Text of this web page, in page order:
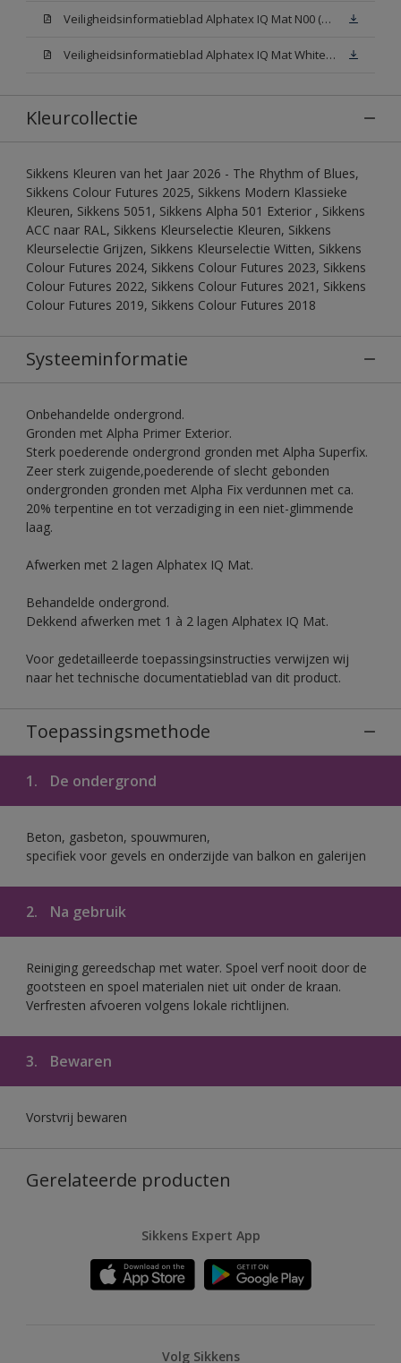
Veiligheidsinformatieblad Alphatex IQ Mat N00 (MSDS)
Veiligheidsinformatieblad Alphatex IQ Mat White W05 (MSDS)
Kleurcollectie
Sikkens Kleuren van het Jaar 2026 - The Rhythm of Blues,
Sikkens Colour Futures 2025, Sikkens Modern Klassieke
Kleuren, Sikkens 5051, Sikkens Alpha 501 Exterior , Sikkens
ACC naar RAL, Sikkens Kleurselectie Kleuren, Sikkens
Kleurselectie Grijzen, Sikkens Kleurselectie Witten, Sikkens
Colour Futures 2024, Sikkens Colour Futures 2023, Sikkens
Colour Futures 2022, Sikkens Colour Futures 2021, Sikkens
Colour Futures 2019, Sikkens Colour Futures 2018
Systeeminformatie
Onbehandelde ondergrond.
Gronden met Alpha Primer Exterior.
Sterk poederende ondergrond gronden met Alpha Superfix.
Zeer sterk zuigende,poederende of slecht gebonden
ondergronden gronden met Alpha Fix verdunnen met ca.
20% terpentine en tot verzadiging in een niet-glimmende
laag.
Afwerken met 2 lagen Alphatex IQ Mat.
Behandelde ondergrond.
Dekkend afwerken met 1 à 2 lagen Alphatex IQ Mat.
Voor gedetailleerde toepassingsinstructies verwijzen wij
naar het technische documentatieblad van dit product.
Toepassingsmethode
1. De ondergrond
Beton, gasbeton, spouwmuren,
specifiek voor gevels en onderzijde van balkon en galerijen
2. Na gebruik
Reiniging gereedschap met water. Spoel verf nooit door de
gootsteen en spoel materialen niet uit onder de kraan.
Verfresten afvoeren volgens lokale richtlijnen.
3. Bewaren
Vorstvrij bewaren
Gerelateerde producten
Sikkens Expert App
Volg Sikkens